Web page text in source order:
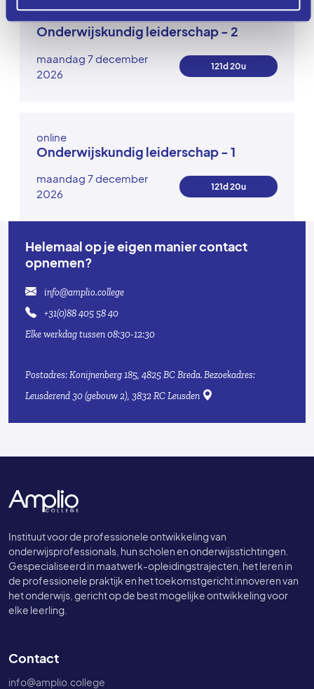
Onderwijskundig leiderschap - 2
maandag 7 december
2026
121d 20u
online
Onderwijskundig leiderschap - 1
maandag 7 december
2026
121d 20u
Helemaal op je eigen manier contact
opnemen?
info@amplio.college
+31(0)88 405 58 40
Elke werkdag tussen 08:30-12:30
Postadres: Konijnenberg 185, 4825 BC Breda.Bezoekadres:
Leusderend 30 (gebouw 2), 3832 RC Leusden
Instituut voor de professionele ontwikkeling van
onderwijsprofessionals, hun scholen en onderwijsstichtingen.
Gespecialiseerd in maatwerk-opleidingstrajecten, het leren in
de professionele praktijk en het toekomstgericht innoveren van
het onderwijs, gericht op de best mogelijke ontwikkeling voor
elke leerling.
Contact
info@amplio.college